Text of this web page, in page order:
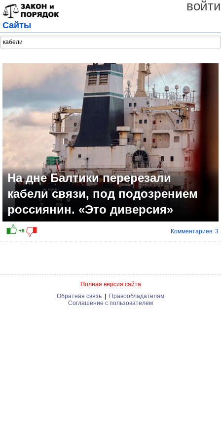
войти
Сайты
На дне Балтики перерезали
кабели связи, под подозрением
россиянин. «Это диверсия»
Комментариев: 3
Полная версия сайта
Обратная связь
Правообладателям
Соглашение с пользователем